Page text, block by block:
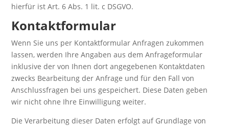
hierfür ist Art. 6 Abs. 1 lit. c DSGVO.
Kontaktformular
Wenn Sie uns per Kontaktformular Anfragen zukommen
lassen, werden Ihre Angaben aus dem Anfrageformular
inklusive der von Ihnen dort angegebenen Kontaktdaten
zwecks Bearbeitung der Anfrage und für den Fall von
Anschlussfragen bei uns gespeichert. Diese Daten geben
wir nicht ohne Ihre Einwilligung weiter.
Die Verarbeitung dieser Daten erfolgt auf Grundlage von